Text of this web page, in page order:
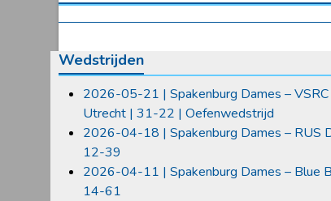
Wedstrijden
2026-05-21 | Spakenburg Dames – VSRC
Utrecht | 31-22 | Oefenwedstrijd
2026-04-18 | Spakenburg Dames – RUS
12-39
2026-04-11 | Spakenburg Dames – Blue
14-61